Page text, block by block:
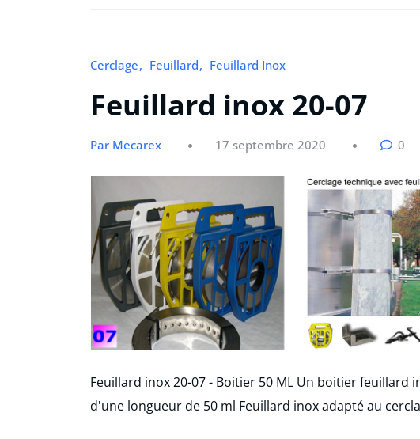
Cerclage Feuillard Feuillard Inox
Feuillard inox 20-07
Par Mecarex 17 septembre 2020 0
Feuillard inox 20-07 - Boitier 50 ML Un boitier
d'une longueur de 50 ml Feuillard inox adapté au